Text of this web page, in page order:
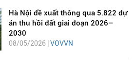
Hà Nội đề xuất thông qua 5.822 dự
án thu hồi đất giai đoạn 2026–
2030
08/05/2026 | VOVVN